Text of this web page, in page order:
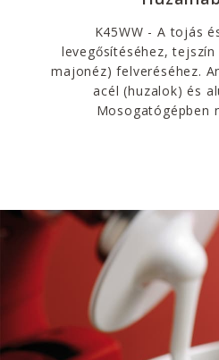
K45WW - A tojás
levegősítéséhez,
majonéz) felveréséhez.
acél (huzalok) és
Mosogatógépben